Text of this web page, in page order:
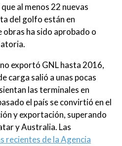
al menos 22 nuevas
del golfo están en
obras ha sido aprobado o
exportó GNL hasta 2016,
carga salió a unas pocas
las terminales en
el país se convirtió en el
y exportación, superando
y Australia. Las
recientes de la Agencia